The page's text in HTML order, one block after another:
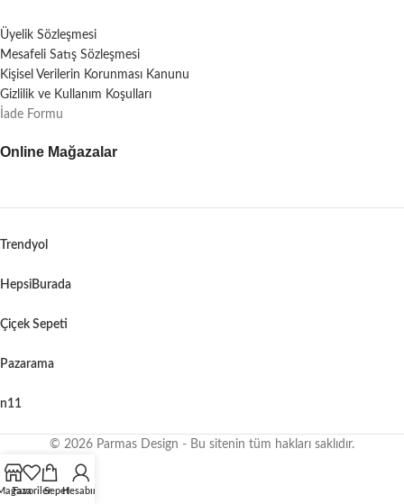
Üyelik Sözleşmesi
Mesafeli Satış Sözleşmesi
Kişisel Verilerin Korunması Kanunu
Gizlilik ve Kullanım Koşulları
İade Formu
Online Mağazalar
Trendyol
HepsiBurada
Çiçek Sepeti
Pazarama
n11
© 2026 Parmas Design - Bu sitenin tüm hakları saklıdır.
When autocomplete results are available use up and down arrows to
FavorilerSepetHesabım